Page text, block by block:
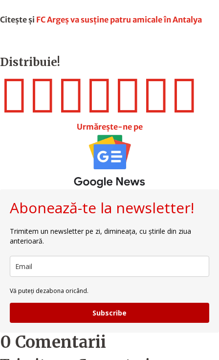
Citește și FC Argeș va susține patru amicale în Antalya
Distribuie!

Urmărește-ne pe
Abonează-te la newsletter!
Trimitem un newsletter pe zi, dimineața, cu știrile din ziua
anterioară.
Vă puteți dezabona oricând.
Subscribe
0 Comentarii